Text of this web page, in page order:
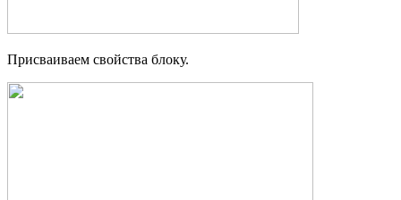
Присваиваем свойства блоку.